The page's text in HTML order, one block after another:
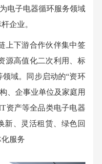
电子电器循环服务领域
企业。
下游合作伙伴集中签
源高值化二次利用、标
域。同步启动的“资环
、企事业单位及家庭用
资产等全品类电子电器
新、灵活租赁、绿色回
服务